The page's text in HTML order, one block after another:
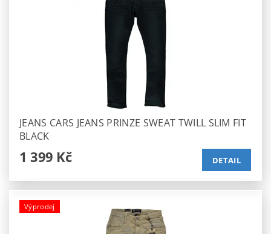
JEANS CARS JEANS PRINZE SWEAT TWILL SLIM FIT
BLACK
1 399 Kč DETAIL
Výprodej